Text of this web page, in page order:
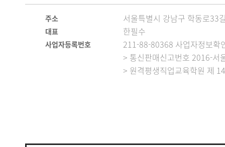
주소 서울특별시 강남구 학동로33
대표 한필수
사업자등록번호
211-88-80368 사업자정보확
> 통신판매신고번호 2016-서
> 원격평생직업교육학원 제